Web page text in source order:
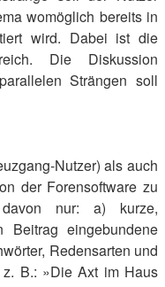
womöglich bereits in
wird. Dabei ist die
Die Diskussion
Strängen soll
Nutzer) als auch
der Forensoftware zu
davon nur: a) kurze,
eingebundene
Redensarten und
B.: »Die Axt im Haus